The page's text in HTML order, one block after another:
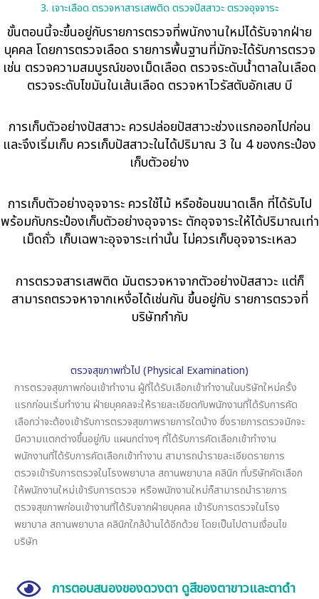
3. เจาะเลือด ตรวจหาสารเสพติด ตรวจปัสสาวะ ตรวจอุจจาระ
ขั้นตอนนี้จะขึ้นอยู่กับรายการตรวจที่พนักงานใหม่ได้รับจากฝ่าย
บุคคล โดยการตรวจเลือด รายการพื้นฐานที่มักจะได้รับการตรวจ
เช่น ตรวจความสมบูรณ์ของเม็ดเลือด ตรวจระดับน้ำตาลในเลือด
ตรวจระดับไขมันในเส้นเลือด ตรวจหาไวรัสตับอักเสบ บี
การเก็บตัวอย่างปัสสาวะ ควรปล่อยปัสสาวะช่วงแรกออกไปก่อน
และจึงเริ่มเก็บ ควรเก็บปัสสาวะในได้ปริมาณ 3 ใน 4 ของกระป๋อง
เก็บตัวอย่าง
การเก็บตัวอย่างอุจจาระ ควรใช้ไม้ หรือช้อนขนาดเล็ก ที่ได้รับไป
พร้อมกับกระป๋องเก็บตัวอย่างอุจจาระ ตักอุจจาระให้ได้ปริมาณเท่า
เม็ดถั่ว เก็บเฉพาะอุจจาระเท่านั้น ไม่ควรเก็บอุจจาระเหลว
การตรวจสารเสพติด มันตรวจหาจากตัวอย่างปัสสาวะ แต่ก็
สามารถตรวจหาจากเหงื่อได้เช่นกัน ขึ้นอยู่กับ รายการตรวจที่
บริษัทกำกับ
ตรวจสุขภาพทั่วไป (Physical Examination)
การตรวจสุขภาพก่อนเข้าทำงาน ผู้ที่ได้รับเลือกเข้าทำงานในบริษัทใหม่ครั้ง
แรกก่อนเริ่มทำงาน ฝ่ายบุคคลจะให้รายละเอียดกับพนักงานที่ได้รับการคัด
เลือกว่าจะต้องเข้ารับการตรวจสุขภาพรายการใดบ้าง ซึ่งรายการตรวจมักจะ
มีความแตกต่างขึ้นอยู่กับ แผนกต่างๆ ที่ได้รับการคัดเลือกเข้าทำงาน
พนักงานที่ได้รับการคัดเลือกเข้าทำงาน สามารถนำรายละเอียดรายการ
ตรวจเข้ารับการตรวจในโรงพยาบาล สถานพยาบาล คลินิก ที่บริษัทคัดเลือก
ให้พนักงานใหม่เข้ารับการตรวจ หรือพนักงานใหม่ก็สามารถนำรายการ
ตรวจสุขภาพก่อนเข้างานที่ได้รับจากฝ่ายบุคคล เข้ารับการตรวจในโรง
พยาบาล สถานพยาบาล คลินิกใกล้บ้านได้อีกด้วย โดยเป็นไปตามเงื่อนไข
บริษัท
การตอบสนองของดวงตา ดูสีของตาขาวและตาดำ